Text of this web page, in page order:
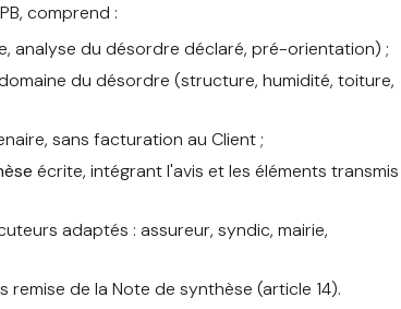
comprend :
analyse du désordre déclaré, pré-orientation) ;
du désordre (structure, humidité, toiture,
sans facturation au Client ;
écrite, intégrant l'avis et les éléments transmis
adaptés : assureur, syndic, mairie,
de la Note de synthèse (article 14).